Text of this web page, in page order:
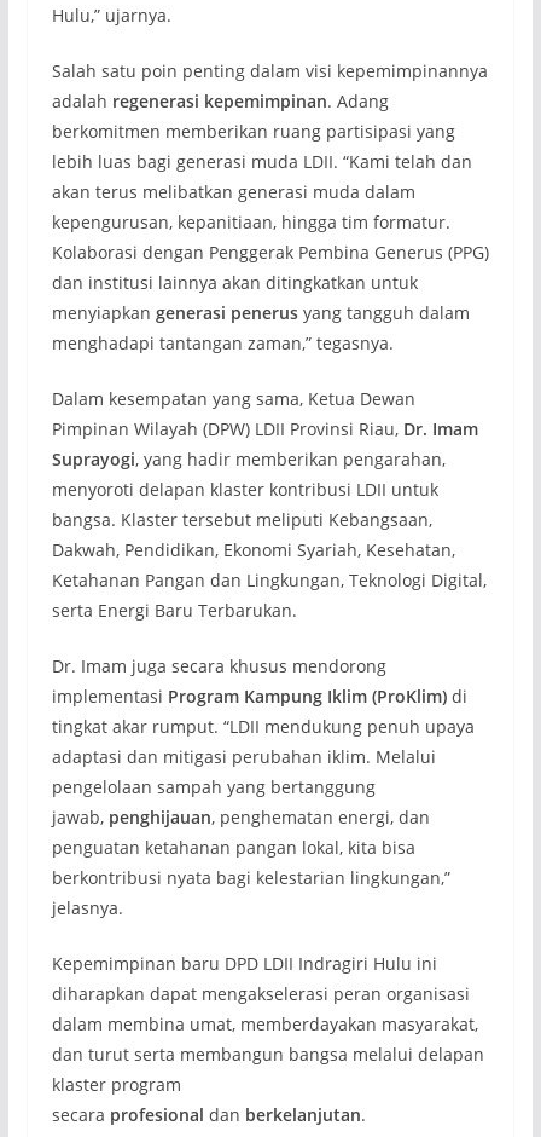
Hulu,” ujarnya.
Salah satu poin penting dalam visi kepemimpinannya
adalah regenerasi kepemimpinan. Adang
berkomitmen memberikan ruang partisipasi yang
lebih luas bagi generasi muda LDII. “Kami telah dan
akan terus melibatkan generasi muda dalam
kepengurusan, kepanitiaan, hingga tim formatur.
Kolaborasi dengan Penggerak Pembina Generus (PPG)
dan institusi lainnya akan ditingkatkan untuk
menyiapkan generasi penerusyang tangguh dalam
menghadapi tantangan zaman,” tegasnya.
Dalam kesempatan yang sama, Ketua Dewan
Pimpinan Wilayah (DPW) LDII Provinsi Riau, Dr. Imam
Suprayogi, yang hadir memberikan pengarahan,
menyoroti delapan klaster kontribusi LDII untuk
bangsa. Klaster tersebut meliputi Kebangsaan,
Dakwah, Pendidikan, Ekonomi Syariah, Kesehatan,
Ketahanan Pangan dan Lingkungan, Teknologi Digital,
serta Energi Baru Terbarukan.
Dr. Imam juga secara khusus mendorong
implementasi Program Kampung Iklim (ProKlim)di
tingkat akar rumput. “LDII mendukung penuh upaya
adaptasi dan mitigasi perubahan iklim. Melalui
pengelolaan sampah yang bertanggung
jawab, penghijauan, penghematan energi, dan
penguatan ketahanan pangan lokal, kita bisa
berkontribusi nyata bagi kelestarian lingkungan,”
jelasnya.
Kepemimpinan baru DPD LDII Indragiri Hulu ini
diharapkan dapat mengakselerasi peran organisasi
dalam membina umat, memberdayakan masyarakat,
dan turut serta membangun bangsa melalui delapan
klaster program
secara profesional dan berkelanjutan.